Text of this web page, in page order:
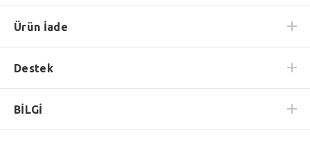
Ürün İade
Destek
BİLGİ